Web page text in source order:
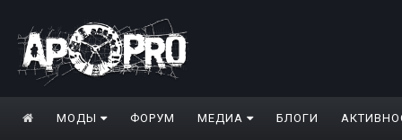
МОДЫ ФОРУМ МЕДИА БЛОГИ